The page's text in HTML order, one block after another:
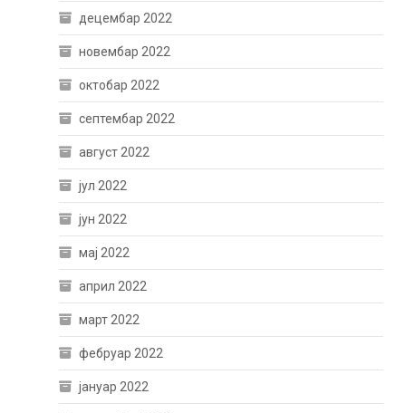
децембар 2022
новембар 2022
октобар 2022
септембар 2022
август 2022
јул 2022
јун 2022
мај 2022
април 2022
март 2022
фебруар 2022
јануар 2022